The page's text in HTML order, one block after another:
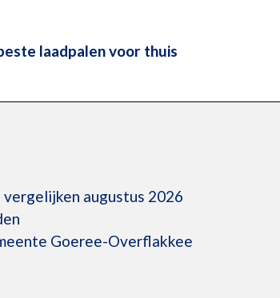
laadpalen voor thuis
augustus 2026
Goeree-Overflakkee